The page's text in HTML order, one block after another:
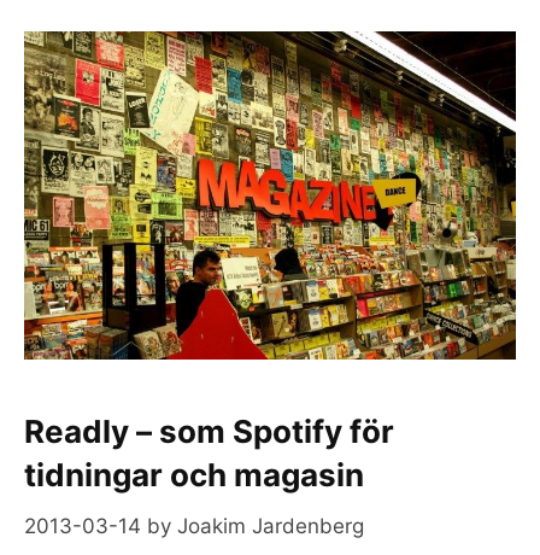
Readly – som Spotify för
tidningar och magasin
2013-03-14 by Joakim Jardenberg